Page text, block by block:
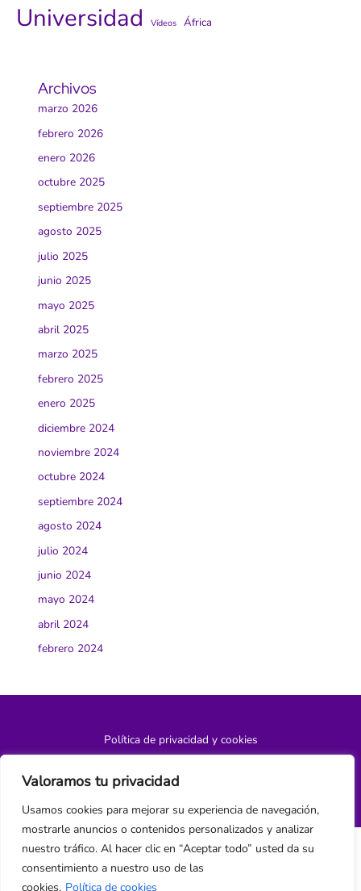
Valoramos tu privacidad
Usamos cookies para mejorar su experiencia de navegación,
mostrarle anuncios o contenidos personalizados y analizar
nuestro tráfico. Al hacer clic en “Aceptar todo” usted da su
consentimiento a nuestro uso de las
cookies. Política de cookies
Universidad Vídeos África
Archivos
marzo 2026
febrero 2026
enero 2026
octubre 2025
septiembre 2025
agosto 2025
julio 2025
junio 2025
mayo 2025
abril 2025
marzo 2025
febrero 2025
enero 2025
diciembre 2024
noviembre 2024
octubre 2024
septiembre 2024
agosto 2024
julio 2024
junio 2024
mayo 2024
abril 2024
febrero 2024
Política de privacidad y cookies
¿Hablamos?